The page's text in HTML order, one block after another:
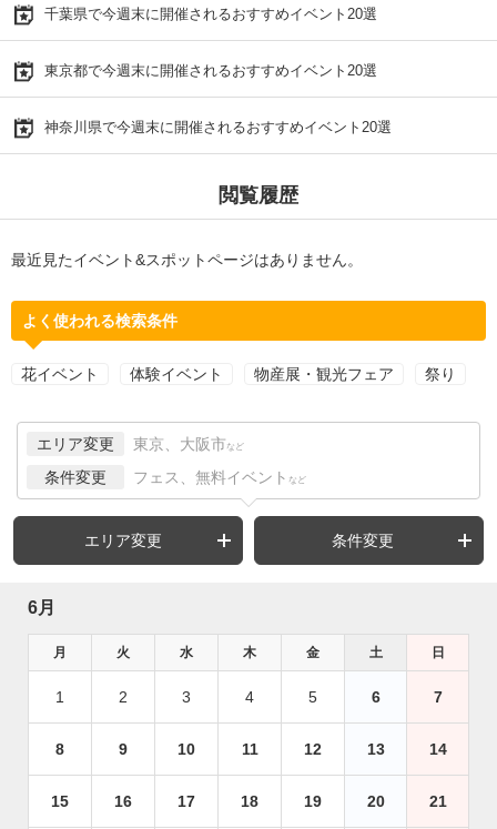
千葉県で今週末に開催されるおすすめイベント20選
東京都で今週末に開催されるおすすめイベント20選
神奈川県で今週末に開催されるおすすめイベント20選
閲覧履歴
最近見たイベント&スポットページはありません。
よく使われる検索条件
花イベント 体験イベント 物産展・観光フェア 祭り
エリア変更 東京、大阪市 など
条件変更 フェス、無料イベント など
エリア変更 条件変更
6月
月 火 水 木 金 土 日
1 2 3 4 5 6 7
8 9 10 11 12 13 14
15 16 17 18 19 20 21